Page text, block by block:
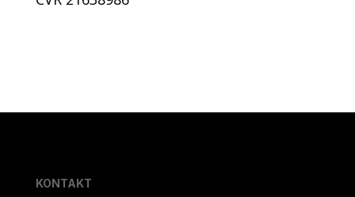
KONTAKT